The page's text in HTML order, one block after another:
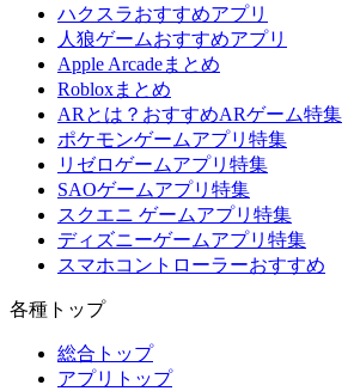
ハクスラおすすめアプリ
人狼ゲームおすすめアプリ
Apple Arcadeまとめ
Robloxまとめ
ARとは？おすすめARゲーム特集
ポケモンゲームアプリ特集
リゼロゲームアプリ特集
SAOゲームアプリ特集
スクエニ ゲームアプリ特集
ディズニーゲームアプリ特集
スマホコントローラーおすすめ
各種トップ
総合トップ
アプリトップ